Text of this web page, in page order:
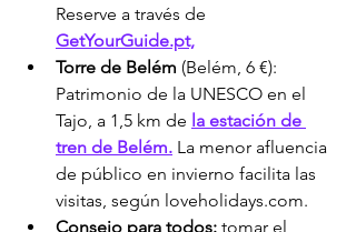
Reserve a través de
GetYourGuide.pt,
Torre de Belém (Belém, 6 €):
Patrimonio de la UNESCO en el
Tajo, a 1,5 km de la estación de
tren de Belém. La menor afluencia
de público en invierno facilita las
visitas, según loveholidays.com.
Consejo para todos: tomar el